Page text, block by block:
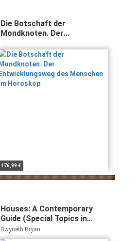
Die Botschaft der
Mondknoten. Der
Menschen im Horoskop
176,99 €
Houses: A Contemporary
Guide (Special Topics in
Astrology S.)
Gwyneth Bryan